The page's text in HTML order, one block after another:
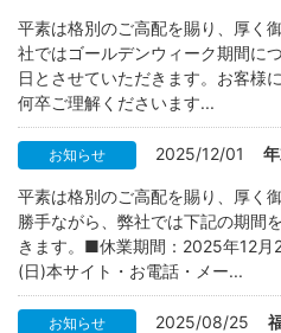
平素は格別のご高配を賜り、厚く
社ではゴールデンウィーク期間に
日とさせていただきます。お客様
何卒ご理解くださいます...
お知らせ 2025/12/01
平素は格別のご高配を賜り、厚く
勝手ながら、弊社では下記の期間
きます。■休業期間：2025年12
(日)本サイト・お電話・メー...
お知らせ 2025/08/25